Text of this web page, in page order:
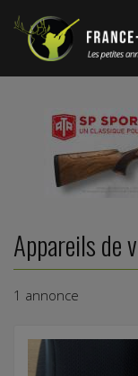
Appareils de
1 annonce